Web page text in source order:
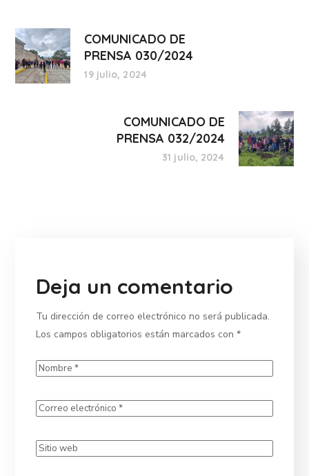
COMUNICADO DE
PRENSA 030/2024
19 julio, 2024
COMUNICADO DE
PRENSA 032/2024
31 julio, 2024
Deja un comentario
Tu dirección de correo electrónico no será publicada.
Los campos obligatorios están marcados con*